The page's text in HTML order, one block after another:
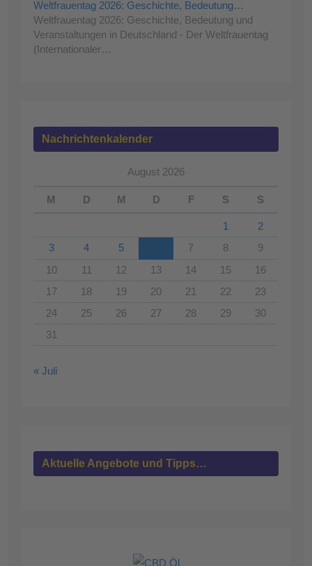
Weltfrauentag 2026: Geschichte, Bedeutung…
Weltfrauentag 2026: Geschichte, Bedeutung und
Veranstaltungen in Deutschland - Der Weltfrauentag
(Internationaler…
Nachrichtenkalender
August 2026
M D M D F S S
1
2
3
4 5 7 8
9
10
11 12 13 14 15
16
17
18 19 20 21 22
23
24
25 26 27 28 29
30
31
« Juli
Aktuelle Angebote und Tipps…